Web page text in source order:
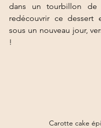
dans un tourbillon de
redécouvrir ce dessert
sous un nouveau jour,
!
Carotte cake